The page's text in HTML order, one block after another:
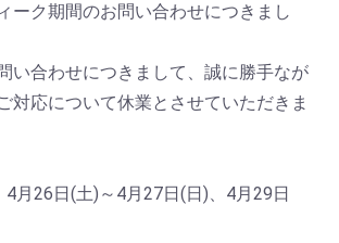
ーク期間のお問い合わせにつきまし
い合わせにつきまして、誠に勝手なが
対応について休業とさせていただきま
月26日(土)～4月27日(日)、4月29日